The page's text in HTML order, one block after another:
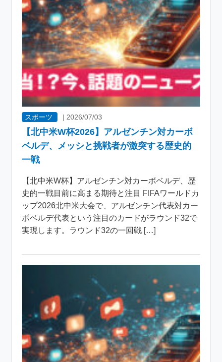
スポーツ | 2026/07/03
【北中米W杯2026】アルゼンチン対カーボ
ベルデ、メッシと挑戦者が激突する歴史的
一戦
【北中米W杯】アルゼンチン対カーボベルデ、歴
史的一戦目前に高まる期待と注目 FIFAワールドカ
ップ2026北中米大会で、アルゼンチン代表対カー
ボベルデ代表という注目のカードがラウンド32で
実現します。ラウンド32の一回戦 […]